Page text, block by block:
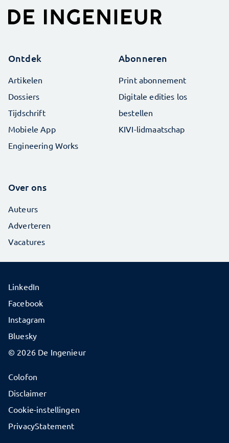
Ontdek
Artikelen
Dossiers
Tijdschrift
Mobiele App
Engineering Works
Abonneren
Print abonnement
Digitale edities los
bestellen
KIVI-lidmaatschap
Over ons
Auteurs
Adverteren
Vacatures
© 2026 De Ingenieur
Colofon
Disclaimer
Cookie-instellingen
PrivacyStatement
LinkedIn
Facebook
Instagram
Bluesky